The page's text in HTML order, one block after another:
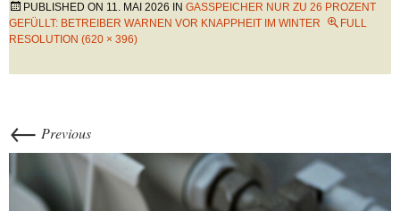
PUBLISHED ON 11. MAI 2026 IN GASSPEICHER NUR ZU 26 PROZENT
GEFÜLLT: BETREIBER WARNEN VOR KNAPPHEIT IM WINTER
FULL
RESOLUTION (620 × 396)
← Previous